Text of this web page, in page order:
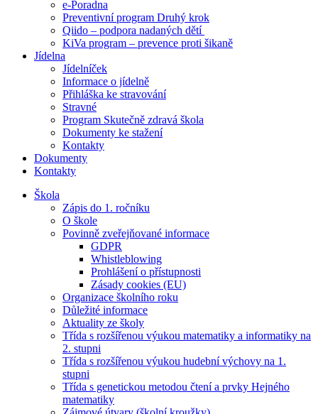
e-Poradna
Preventivní program Druhý krok
Qiido – podpora nadaných dětí
KiVa program – prevence proti šikaně
Jídelna
Jídelníček
Informace o jídelně
Přihláška ke stravování
Stravné
Program Skutečně zdravá škola
Dokumenty ke stažení
Kontakty
Dokumenty
Kontakty
Škola
Zápis do 1. ročníku
O škole
Povinně zveřejňované informace
GDPR
Whistleblowing
Prohlášení o přístupnosti
Zásady cookies (EU)
Organizace školního roku
Důležité informace
Aktuality ze školy
Třída s rozšířenou výukou matematiky a informatiky na
2. stupni
Třída s rozšířenou výukou hudební výchovy na 1.
stupni
Třída s genetickou metodou čtení a prvky Hejného
matematiky